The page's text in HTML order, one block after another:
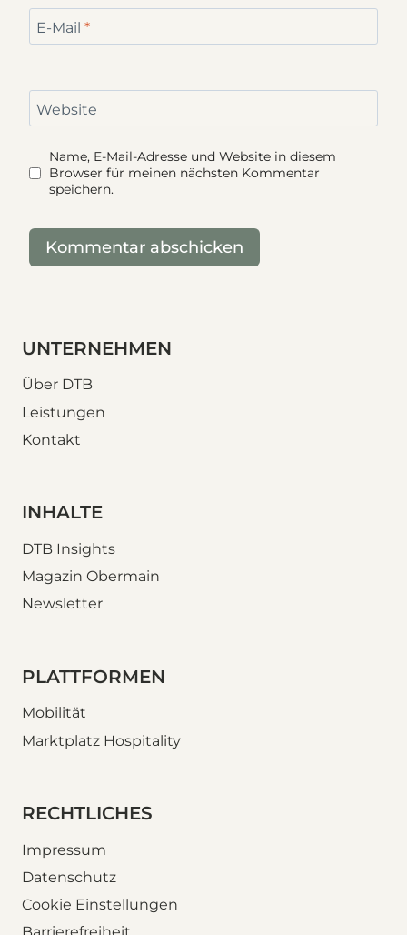
E-Mail *
Website
Name, E-Mail-Adresse und Website in diesem
Browser für meinen nächsten Kommentar
speichern.
UNTERNEHMEN
Über DTB
Leistungen
Kontakt
INHALTE
DTB Insights
Magazin Obermain
Newsletter
PLATTFORMEN
Mobilität
Marktplatz Hospitality
RECHTLICHES
Impressum
Datenschutz
Cookie Einstellungen